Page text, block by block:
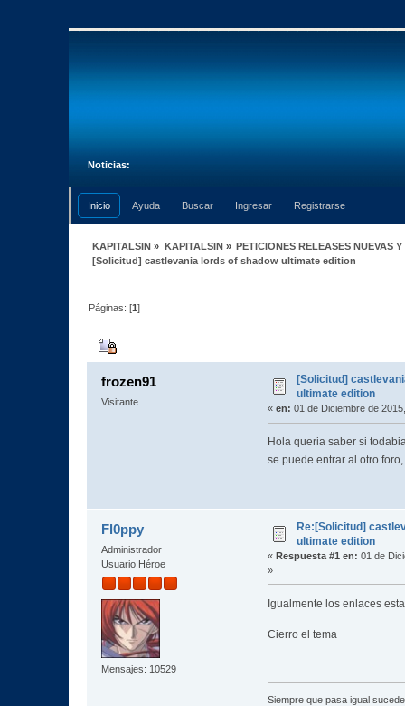
Noticias:
Inicio Ayuda Buscar Ingresar Registrarse
KAPITALSIN » KAPITALSIN» PETICIONES RELEASES NUEVAS
[Solicitud] castlevania lords of shadow ultimate edition
Páginas: [1]
frozen91
Visitante
[Solicitud]
ultimate edition
« en: 01 de Diciembre de
Hola queria saber si
se puede entrar al otro
Fl0ppy
Administrador
Usuario Héroe
Mensajes: 10529
Re:[Solicitud]
ultimate edition
« Respuesta #1 en: 01 de
»
Igualmente los enlaces
Cierro el tema
Siempre que pasa igual